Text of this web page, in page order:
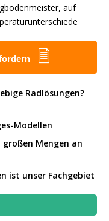
auf
Radlösungen?
Modellen
Mengen an
ist unser Fachgebiet